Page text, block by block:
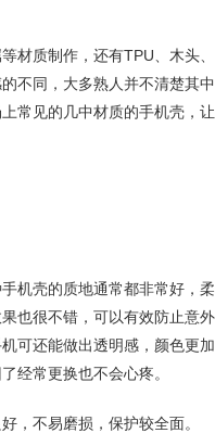
材质制作，还有TPU、木头、
不同，大多熟人并不清楚其中
常见的几中材质的手机壳，让
机壳的质地通常都非常好，柔
也很不错，可以有效防止意外
可还能做出透明感，颜色更加
经常更换也不会心疼。
，不易磨损，保护较全面。